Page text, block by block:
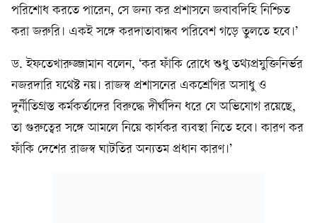
পরিশোধ করতে পারেন, সে জন্য কর প্রশাসনে জবাবদিহি নিশ্চিত
করা জরুরি। একই সঙ্গে করদাতাবান্ধব পরিবেশ গড়ে তুলতে হবে।’
ড. ইফতেখারুজ্জামান বলেন, ‘কর ফাঁকি রোধে শুধু তথ্যপ্রযুক্তিনির্ভর
নজরদারি যথেষ্ট নয়। রাজস্ব প্রশাসনের একশ্রেণির অসাধু ও
দুর্নীতিগ্রস্ত কর্মকর্তাদের বিরুদ্ধে দীর্ঘদিন ধরে যে অভিযোগ রয়েছে,
তা গুরুত্বের সঙ্গে আমলে নিয়ে কার্যকর ব্যবস্থা নিতে হবে। কারণ কর
ফাঁকি দেশের রাজস্ব ঘাটতির অন্যতম প্রধান কারণ।’